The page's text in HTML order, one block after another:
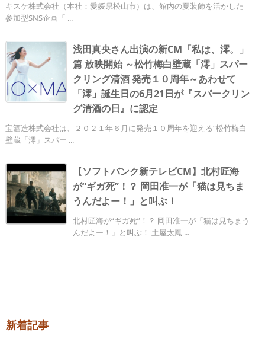
キスケ株式会社（本社：愛媛県松山市）は、館内の夏装飾を活かした
参加型SNS企画「 ...
浅田真央さん出演の新CM「私は、澪。」
篇 放映開始 ～松竹梅白壁蔵「澪」スパー
クリング清酒 発売１０周年～あわせて
「澪」誕生日の6月21日が『スパークリン
グ清酒の日』に認定
宝酒造株式会社は、２０２１年６月に発売１０周年を迎える“松竹梅白
壁蔵「澪」スパー ...
【ソフトバンク新テレビCM】北村匠海
が“ギガ死”！？ 岡田准一が「猫は見ちま
うんだよー！」と叫ぶ！
北村匠海が“ギガ死”！？ 岡田准一が「猫は見ちまう
んだよー！」と叫ぶ！ 土屋太鳳 ...
新着記事